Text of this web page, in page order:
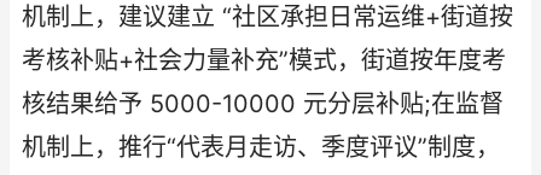
机制上，建议建立 “社区承担日常运维+街道按
考核补贴+社会力量补充”模式，街道按年度考
核结果给予 5000-10000 元分层补贴;在监督
机制上，推行“代表月走访、季度评议”制度，